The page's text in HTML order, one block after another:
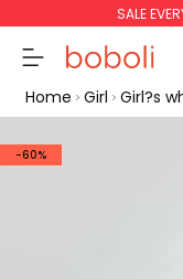
SALE
Home Girl Girl?s
-60%